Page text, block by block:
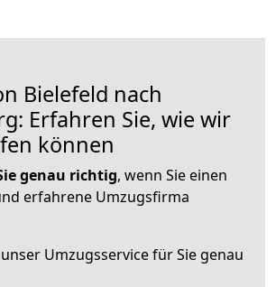
Bielefeld nach
Erfahren Sie, wie wir
können
genau richtig, wenn Sie einen
erfahrene Umzugsfirma
Umzugsservice für Sie genau